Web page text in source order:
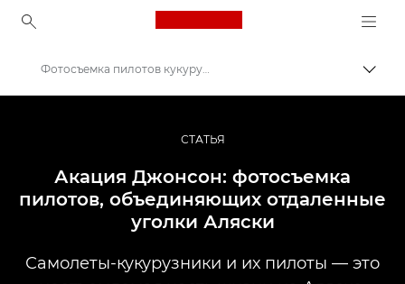
Canon Logo, back to
Профессиональная фото- и видеосъемка
Истории
Фотосъемка пилотов кукурузников в сельской местности Аляски
СТАТЬЯ
Акация Джонсон: фотосъемка
пилотов, объединяющих отдаленные
уголки Аляски
Самолеты-кукурузники и их пилоты — это